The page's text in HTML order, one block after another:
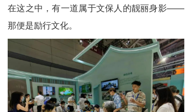
在这之中，有一道属于文保人的靓丽身影——
那便是励行文化。